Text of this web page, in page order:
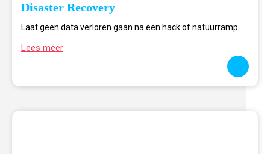
Disaster Recovery
Laat geen data verloren gaan na een hack of natuurramp.
Lees meer